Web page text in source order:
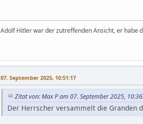
Adolf Hitler war der zutreffenden Ansicht, er habe
07. September 2025, 10:51:17
Zitat von: Max P am 07. September 2025,
Der Herrscher versammelt die Granden